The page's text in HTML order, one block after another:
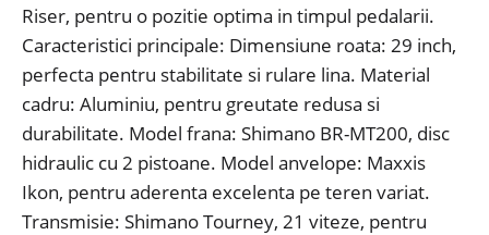
Riser, pentru o pozitie optima in timpul pedalarii.
Caracteristici principale: Dimensiune roata: 29 inch,
perfecta pentru stabilitate si rulare lina. Material
cadru: Aluminiu, pentru greutate redusa si
durabilitate. Model frana: Shimano BR-MT200, disc
hidraulic cu 2 pistoane. Model anvelope: Maxxis
Ikon, pentru aderenta excelenta pe teren variat.
Transmisie: Shimano Tourney, 21 viteze, pentru